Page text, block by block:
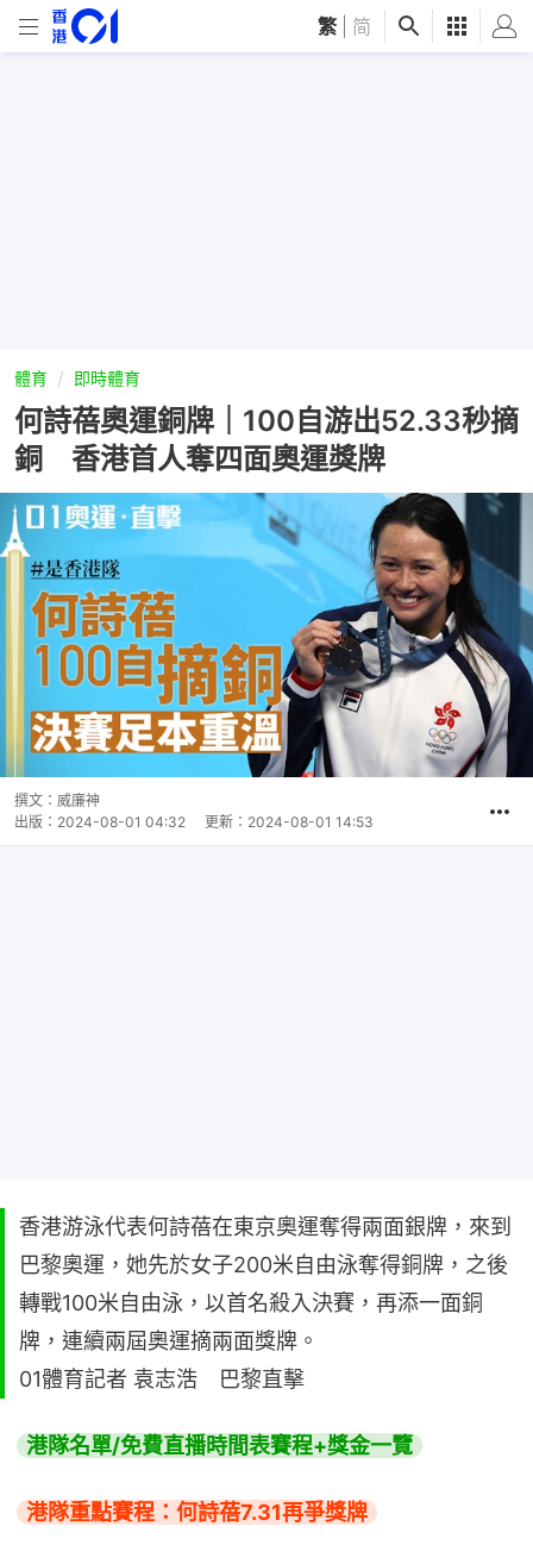
繁 简
體育 即時體育
何詩蓓奧運銅牌｜100自游出52.33秒摘
銅 香港首人奪四面奧運獎牌
撰文： 威廉神
出版： 2024-08-01 04:32 更新： 2024-08-01 14:53
香港游泳代表何詩蓓在東京奧運奪得兩面銀牌，來到
巴黎奧運，她先於女子200米自由泳奪得銅牌，之後
轉戰100米自由泳，以首名殺入決賽，再添一面銅
牌，連續兩屆奧運摘兩面獎牌。
01體育記者 袁志浩 巴黎直擊
港隊名單/免費直播時間表賽程+獎金一覽
港隊重點賽程：何詩蓓7.31再爭獎牌